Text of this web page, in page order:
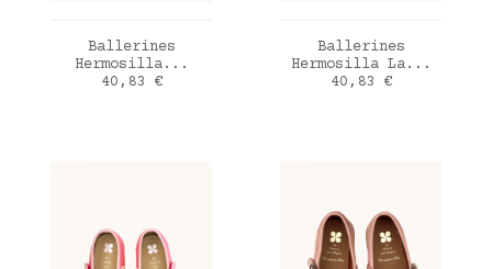
AJOUTER AU PANIER
Ballerines
Hermosilla...
Prix
40,83 €
AJOUTER AU PANIER
Ballerines
Hermosilla La...
Prix
40,83 €